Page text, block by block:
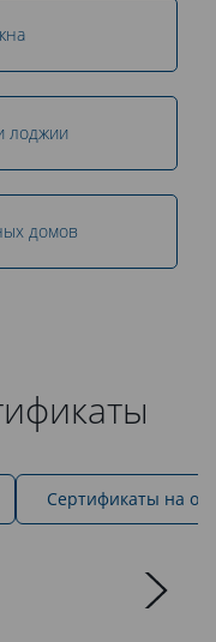
лоджии
домов
Сертификаты на